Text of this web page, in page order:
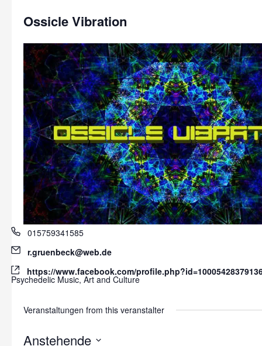
Ossicle Vibration
Phone
015759341585
Email
r.gruenbeck@web.de
Website
https://www.facebook.com/
Psychedelic Music, Art and Culture
Veranstaltungen from this veranstalter
Anstehende